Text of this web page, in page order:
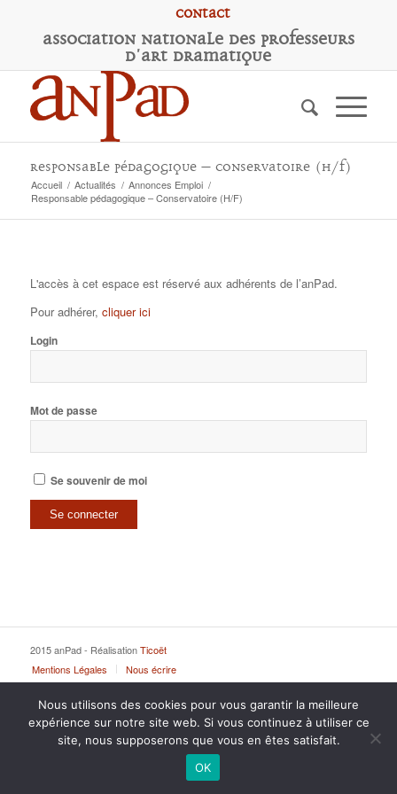
Contact
Association Nationale des Professeurs
d'Art Dramatique
Responsable pédagogique – Conservatoire (H/F)
Accueil / Actualités / Annonces Emploi /
Responsable pédagogique – Conservatoire (H/F)
L'accès à cet espace est réservé aux adhérents de l’anPad.
Pour adhérer, cliquer ici
Login
Mot de passe
Se souvenir de moi
2015 anPad - RéalisationTicoët
Mentions Légales
Nous écrire
Nous utilisons des cookies pour vous garantir la meilleure
expérience sur notre site web. Si vous continuez à utiliser ce
site, nous supposerons que vous en êtes satisfait.
OK